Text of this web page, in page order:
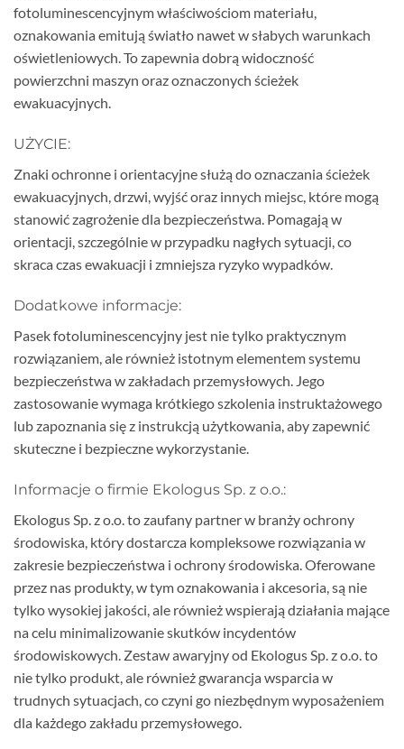
fotoluminescencyjnym właściwościom materiału,
oznakowania emitują światło nawet w słabych warunkach
oświetleniowych. To zapewnia dobrą widoczność
powierzchni maszyn oraz oznaczonych ścieżek
ewakuacyjnych.
UŻYCIE:
Znaki ochronne i orientacyjne służą do oznaczania ścieżek
ewakuacyjnych, drzwi, wyjść oraz innych miejsc, które mogą
stanowić zagrożenie dla bezpieczeństwa. Pomagają w
orientacji, szczególnie w przypadku nagłych sytuacji, co
skraca czas ewakuacji i zmniejsza ryzyko wypadków.
Dodatkowe informacje:
Pasek fotoluminescencyjny jest nie tylko praktycznym
rozwiązaniem, ale również istotnym elementem systemu
bezpieczeństwa w zakładach przemysłowych. Jego
zastosowanie wymaga krótkiego szkolenia instruktażowego
lub zapoznania się z instrukcją użytkowania, aby zapewnić
skuteczne i bezpieczne wykorzystanie.
Informacje o firmie Ekologus Sp. z o.o.:
Ekologus Sp. z o.o. to zaufany partner w branży ochrony
środowiska, który dostarcza kompleksowe rozwiązania w
zakresie bezpieczeństwa i ochrony środowiska. Oferowane
przez nas produkty, w tym oznakowania i akcesoria, są nie
tylko wysokiej jakości, ale również wspierają działania mające
na celu minimalizowanie skutków incydentów
środowiskowych. Zestaw awaryjny od Ekologus Sp. z o.o. to
nie tylko produkt, ale również gwarancja wsparcia w
trudnych sytuacjach, co czyni go niezbędnym wyposażeniem
dla każdego zakładu przemysłowego.